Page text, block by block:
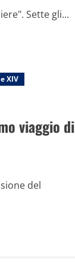
Sette gli...
XIV
viaggio di
del